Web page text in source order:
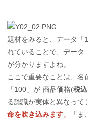
題材をみると、データ「
れていることで、データ
が分かりますよね。
ここで重要なことは、名
「100」が”商品価格(税込
る認識が実体と異なって
命を吹き込みます。
「